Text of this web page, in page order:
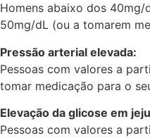
Homens abaixo dos 40mg/
50mg/dL (ou a tomarem
Pressão arterial elevada:
Pessoas com valores a
tomar medicação para o
Elevação da glicose em
Pessoas com valores a